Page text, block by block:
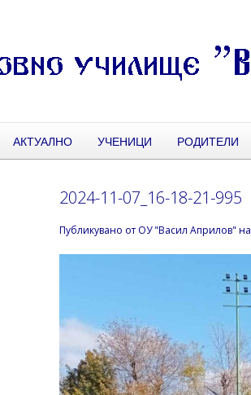
АКТУАЛНО УЧЕНИЦИ РОДИТЕЛИ
2024-11-07_16-18-21-995
Публикувано от ОУ "Васил Априлов" на